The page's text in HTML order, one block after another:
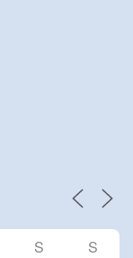
S S